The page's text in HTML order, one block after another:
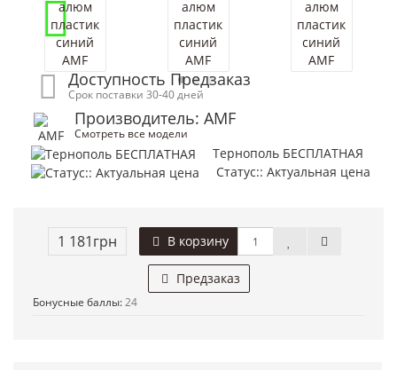
Доступность Предзаказ
Срок поставки 30-40 дней
Производитель: AMF
Смотреть все модели
Тернополь БЕСПЛАТНАЯ
Статус:: Актуальная цена
1 181грн В корзину
Предзаказ
Бонусные баллы:24